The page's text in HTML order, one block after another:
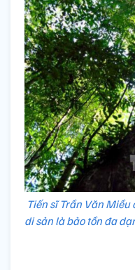
Tiến sĩ Trần Văn
di sản là bảo tồn đa